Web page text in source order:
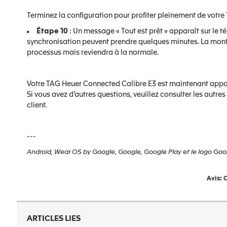
Terminez la configuration pour profiter pleinement de votre
Étape 10 : Un message « Tout est prêt » apparaît sur le
synchronisation peuvent prendre quelques minutes. La
processus mais reviendra à la normale.
Votre TAG Heuer Connected Calibre E3 est maintenant
Si vous avez d’autres questions, veuillez consulter les
client.
---
Android, Wear OS by Google, Google, Google Play et le logo
Avis:
ARTICLES LIES